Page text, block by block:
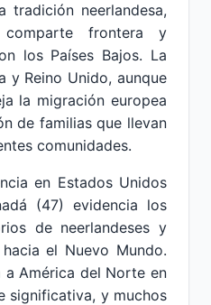
tradición neerlandesa,
frontera y
los Países Bajos. La
y Reino Unido, aunque
la migración europea
de familias que llevan
comunidades.
en Estados Unidos
(47) evidencia los
de neerlandeses y
el Nuevo Mundo.
a América del Norte en
significativa, y muchos